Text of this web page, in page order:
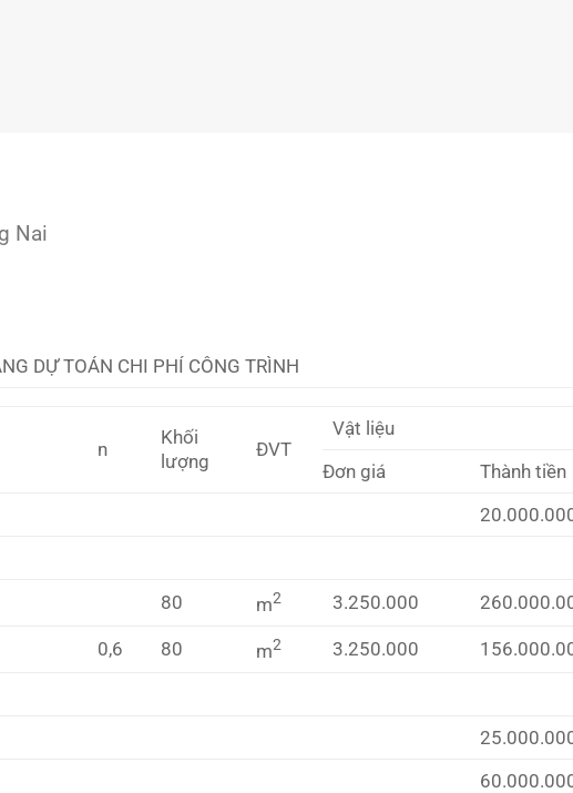
Nai
DỰ TOÁN CHI PHÍ CÔNG TRÌNH
n
Khối
lượng
ĐVT
Vật liệu
Đơn giá
Thành tiền
80 m2 3.250.000
0,6 80 m2 3.250.000